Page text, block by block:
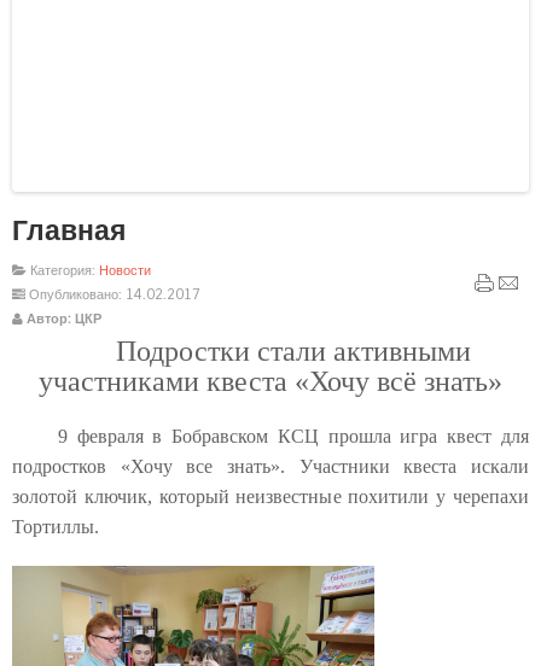
Компоненты, модули, шаблоны и другие
Главная
Категория: Новости
Опубликовано: 14.02.2017
Автор: ЦКР
Подростки стали активными
участниками квеста «Хочу всё знать»
9 февраля в Бобравском КСЦ прошла игра квест для
подростков «Хочу все знать». Участники квеста искали
золотой ключик, который неизвестные похитили у черепахи
Тортиллы.